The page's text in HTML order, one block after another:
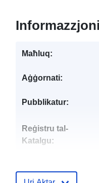
Maħluq:
Aġġornati:
Pubblikatur:
Reġistru tal-
Katalgu: